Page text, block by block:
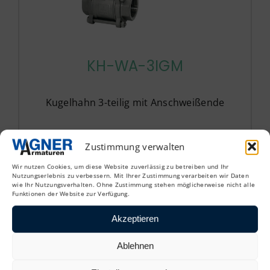
Zustimmung verwalten
Wir nutzen Cookies, um diese Website zuverlässig zu betreiben und Ihr
Nutzungserlebnis zu verbessern. Mit Ihrer Zustimmung verarbeiten wir Daten
wie Ihr Nutzungsverhalten. Ohne Zustimmung stehen möglicherweise nicht alle
Funktionen der Website zur Verfügung.
Akzeptieren
Ablehnen
KH-WA-3IGM
Kugelhahn 3-teilig mit Anschweißende